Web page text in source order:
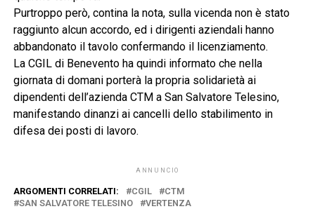
Purtroppo però, contina la nota, sulla vicenda non è stato
raggiunto alcun accordo, ed i dirigenti aziendali hanno
abbandonato il tavolo confermando il licenziamento.
La CGIL di Benevento ha quindi informato che nella
giornata di domani porterà la propria solidarietà ai
dipendenti dell’azienda CTM a San Salvatore Telesino,
manifestando dinanzi ai cancelli dello stabilimento in
difesa dei posti di lavoro.
ANNUNCIO
ARGOMENTI CORRELATI: CGIL
CTM
SAN SALVATORE TELESINO
VERTENZA